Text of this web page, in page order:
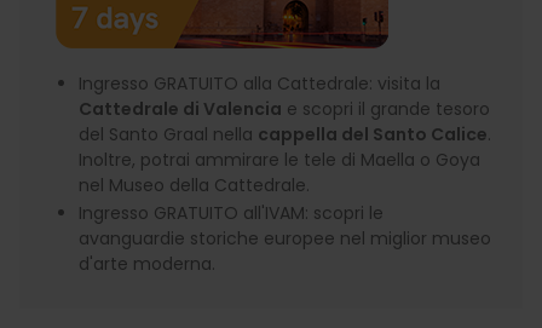
Ingresso GRATUITO alla Cattedrale: visita la
Cattedrale di Valencia e scopri il grande tesoro
del Santo Graal nella cappella del Santo Calice.
Inoltre, potrai ammirare le tele di Maella o Goya
nel Museo della Cattedrale.
Ingresso GRATUITO all'IVAM: scopri le
avanguardie storiche europee nel miglior museo
d'arte moderna.